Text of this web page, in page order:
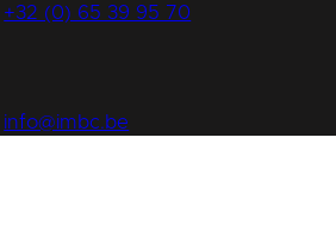
+32 (0) 65 39 95 70
info@imbc.be